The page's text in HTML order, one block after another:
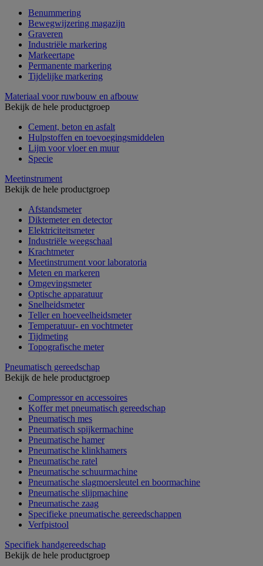
Benummering
Bewegwijzering magazijn
Graveren
Industriële markering
Markeertape
Permanente markering
Tijdelijke markering
Materiaal voor ruwbouw en afbouw
Bekijk de hele productgroep
Cement, beton en asfalt
Hulpstoffen en toevoegingsmiddelen
Lijm voor vloer en muur
Specie
Meetinstrument
Bekijk de hele productgroep
Afstandsmeter
Diktemeter en detector
Elektriciteitsmeter
Industriële weegschaal
Krachtmeter
Meetinstrument voor laboratoria
Meten en markeren
Omgevingsmeter
Optische apparatuur
Snelheidsmeter
Teller en hoeveelheidsmeter
Temperatuur- en vochtmeter
Tijdmeting
Topografische meter
Pneumatisch gereedschap
Bekijk de hele productgroep
Compressor en accessoires
Koffer met pneumatisch gereedschap
Pneumatisch mes
Pneumatisch spijkermachine
Pneumatische hamer
Pneumatische klinkhamers
Pneumatische ratel
Pneumatische schuurmachine
Pneumatische slagmoersleutel en boormachine
Pneumatische slijpmachine
Pneumatische zaag
Specifieke pneumatische gereedschappen
Verfpistool
Specifiek handgereedschap
Bekijk de hele productgroep